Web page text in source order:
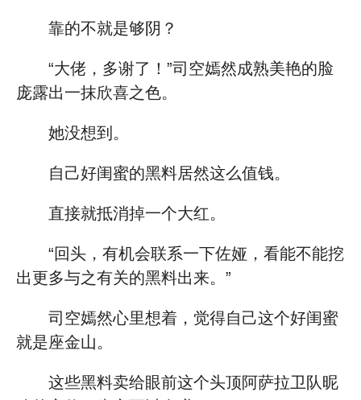
靠的不就是够阴？
“大佬，多谢了！”司空嫣然成熟美艳的脸
庞露出一抹欣喜之色。
她没想到。
自己好闺蜜的黑料居然这么值钱。
直接就抵消掉一个大红。
“回头，有机会联系一下佐娅，看能不能挖
出更多与之有关的黑料出来。”
司空嫣然心里想着，觉得自己这个好闺蜜
就是座金山。
这些黑料卖给眼前这个头顶阿萨拉卫队昵